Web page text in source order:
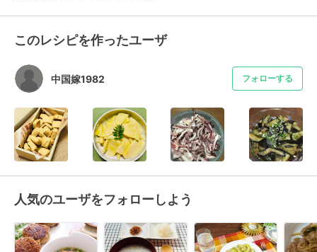
このレシピを作ったユーザ
中国嫁1982 フォローする
人気のユーザをフォローしよう